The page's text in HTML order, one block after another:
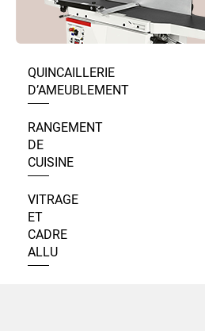
QUINCAILLERIE
D’AMEUBLEMENT
RANGEMENT
DE
CUISINE
VITRAGE
ET
CADRE
ALLU